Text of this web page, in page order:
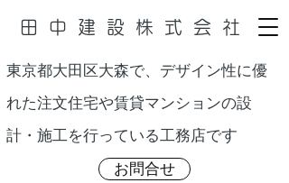
田中建設株式会社
東京都大田区大森で、デザイン性に優
れた注文住宅や賃貸マンションの設
計・施工を行っている工務店です
お問合せ